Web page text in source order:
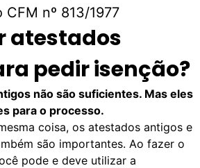
nº 813/1977
atestados
pedir isenção?
não são suficientes. Mas eles
para o processo.
coisa, os atestados antigos e
são importantes. Ao fazer o
pode e deve utilizar a